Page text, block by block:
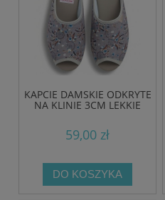
KAPCIE DAMSKIE ODKRYTE
NA KLINIE 3CM LEKKIE
59,00 zł
DO KOSZYKA